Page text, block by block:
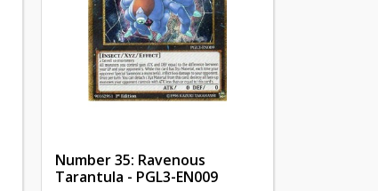
Number 35: Ravenous
Tarantula - PGL3-EN009